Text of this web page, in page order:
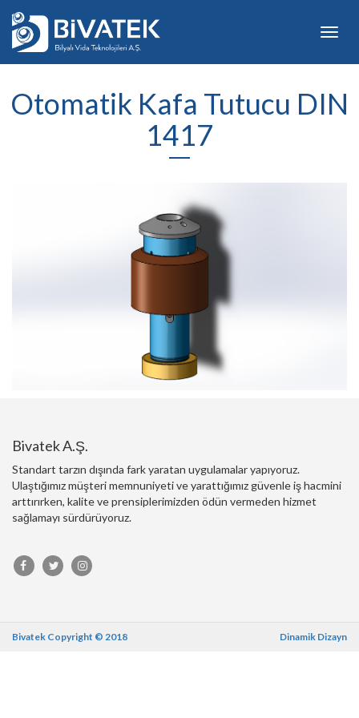
Otomatik Kafa Tutucu DIN
1417
Bivatek A.Ş.
Standart tarzın dışında fark yaratan uygulamalar yapıyoruz.
Ulaştığımız müşteri memnuniyeti ve yarattığımız güvenle iş hacmini
arttırırken, kalite ve prensiplerimizden ödün vermeden hizmet
sağlamayı sürdürüyoruz.
Bivatek Copyright © 2018 Dinamik Dizayn